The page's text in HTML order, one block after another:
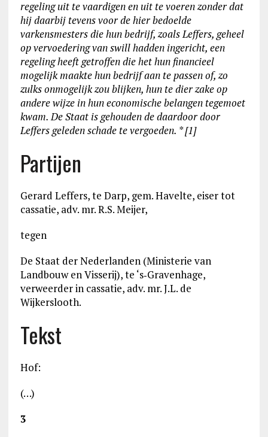
regeling uit te vaardigen en uit te voeren zonder dat
hij daarbij tevens voor de hier bedoelde
varkensmesters die hun bedrijf, zoals Leffers, geheel
op vervoedering van swill hadden ingericht, een
regeling heeft getroffen die het hun financieel
mogelijk maakte hun bedrijf aan te passen of, zo
zulks onmogelijk zou blijken, hun te dier zake op
andere wijze in hun economische belangen tegemoet
kwam. De Staat is gehouden de daardoor door
Leffers geleden schade te vergoeden. * [1]
Partijen
Gerard Leffers, te Darp, gem. Havelte, eiser tot
cassatie, adv. mr. R.S. Meijer,
tegen
De Staat der Nederlanden (Ministerie van
Landbouw en Visserij), te ‘s‑Gravenhage,
verweerder in cassatie, adv. mr. J.L. de
Wijkerslooth.
Tekst
Hof:
(…)
3